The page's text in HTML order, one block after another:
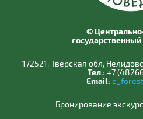
©
172521, Тверская обл,
Тел.: +7
Email:
Бронирование